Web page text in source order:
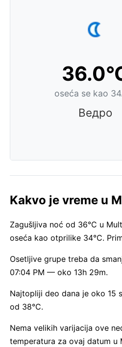
oseća se kao
Ведро
Kakvo je vreme u
Zagušljiva noć od 36°C u
oseća kao otprilike 34°C.
Osetljive grupe treba da
07:04 PM — oko 13h 29m.
Najtopliji deo dana je oko 15
od 38°C.
Nema velikih varijacija ove
temperatura za ovaj datum u